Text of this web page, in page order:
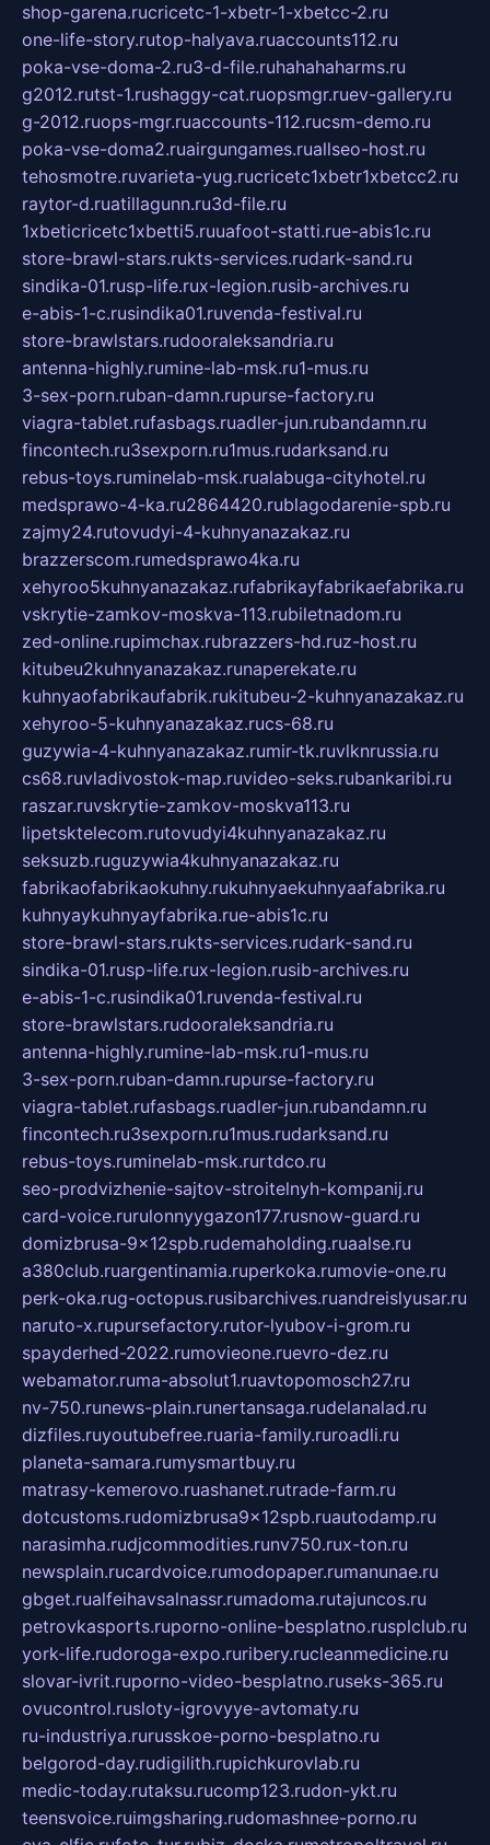
shop-garena.rucricetc-1-xbetr-1-xbetcc-2.ru
one-life-story.rutop-halyava.ruaccounts112.ru
poka-vse-doma-2.ru3-d-file.ruhahahaharms.ru
g2012.rutst-1.rushaggy-cat.ruopsmgr.ruev-gallery.ru
g-2012.ruops-mgr.ruaccounts-112.rucsm-demo.ru
poka-vse-doma2.ruairgungames.ruallseo-host.ru
tehosmotre.ruvarieta-yug.rucricetc1xbetr1xbetcc2.ru
raytor-d.ruatillagunn.ru3d-file.ru
1xbeticricetc1xbetti5.ruuafoot-statti.rue-abis1c.ru
store-brawl-stars.rukts-services.rudark-sand.ru
sindika-01.rusp-life.rux-legion.rusib-archives.ru
e-abis-1-c.rusindika01.ruvenda-festival.ru
store-brawlstars.rudooraleksandria.ru
antenna-highly.rumine-lab-msk.ru1-mus.ru
3-sex-porn.ruban-damn.rupurse-factory.ru
viagra-tablet.rufasbags.ruadler-jun.rubandamn.ru
fincontech.ru3sexporn.ru1mus.rudarksand.ru
rebus-toys.ruminelab-msk.rualabuga-cityhotel.ru
medsprawo-4-ka.ru2864420.rublagodarenie-spb.ru
zajmy24.rutovudyi-4-kuhnyanazakaz.ru
brazzerscom.rumedsprawo4ka.ru
xehyroo5kuhnyanazakaz.rufabrikayfabrikaefabrika.ru
vskrytie-zamkov-moskva-113.rubiletnadom.ru
zed-online.rupimchax.rubrazzers-hd.ruz-host.ru
kitubeu2kuhnyanazakaz.runaperekate.ru
kuhnyaofabrikaufabrik.rukitubeu-2-kuhnyanazakaz.ru
xehyroo-5-kuhnyanazakaz.rucs-68.ru
guzywia-4-kuhnyanazakaz.rumir-tk.ruvlknrussia.ru
cs68.ruvladivostok-map.ruvideo-seks.rubankaribi.ru
raszar.ruvskrytie-zamkov-moskva113.ru
lipetsktelecom.rutovudyi4kuhnyanazakaz.ru
seksuzb.ruguzywia4kuhnyanazakaz.ru
fabrikaofabrikaokuhny.rukuhnyaekuhnyaafabrika.ru
kuhnyaykuhnyayfabrika.rue-abis1c.ru
store-brawl-stars.rukts-services.rudark-sand.ru
sindika-01.rusp-life.rux-legion.rusib-archives.ru
e-abis-1-c.rusindika01.ruvenda-festival.ru
store-brawlstars.rudooraleksandria.ru
antenna-highly.rumine-lab-msk.ru1-mus.ru
3-sex-porn.ruban-damn.rupurse-factory.ru
viagra-tablet.rufasbags.ruadler-jun.rubandamn.ru
fincontech.ru3sexporn.ru1mus.rudarksand.ru
rebus-toys.ruminelab-msk.rurtdco.ru
seo-prodvizhenie-sajtov-stroitelnyh-kompanij.ru
card-voice.rurulonnyygazon177.rusnow-guard.ru
domizbrusa-9x12spb.rudemaholding.ruaalse.ru
a380club.ruargentinamia.ruperkoka.rumovie-one.ru
perk-oka.rug-octopus.rusibarchives.ruandreislyusar.ru
naruto-x.rupursefactory.rutor-lyubov-i-grom.ru
spayderhed-2022.rumovieone.ruevro-dez.ru
webamator.ruma-absolut1.ruavtopomosch27.ru
nv-750.runews-plain.runertansaga.rudelanalad.ru
dizfiles.ruyoutubefree.ruaria-family.ruroadli.ru
planeta-samara.rumysmartbuy.ru
matrasy-kemerovo.ruashanet.rutrade-farm.ru
dotcustoms.rudomizbrusa9x12spb.ruautodamp.ru
narasimha.rudjcommodities.runv750.rux-ton.ru
newsplain.rucardvoice.rumodopaper.rumanunae.ru
gbget.rualfeihavsalnassr.rumadoma.rutajuncos.ru
petrovkasports.ruporno-online-besplatno.rusplclub.ru
york-life.rudoroga-expo.ruribery.rucleanmedicine.ru
slovar-ivrit.ruporno-video-besplatno.ruseks-365.ru
ovucontrol.rusloty-igrovyye-avtomaty.ru
ru-industriya.rurusskoe-porno-besplatno.ru
belgorod-day.rudigilith.rupichkurovlab.ru
medic-today.rutaksu.rucomp123.rudon-ykt.ru
teensvoice.ruimgsharing.rudomashnee-porno.ru